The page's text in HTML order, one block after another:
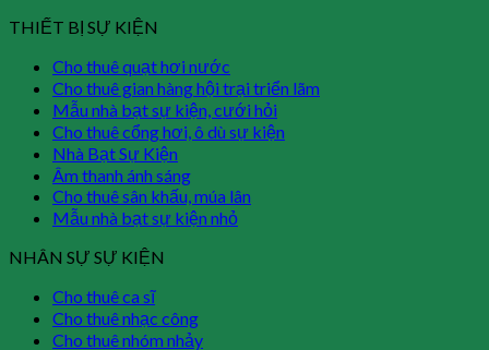
THIẾT BỊ SỰ KIỆN
Cho thuê quạt hơi nước
Cho thuê gian hàng hội trại triển lãm
Mẫu nhà bạt sự kiện, cưới hỏi
Cho thuê cổng hơi, ô dù sự kiện
Nhà Bạt Sự Kiện
Âm thanh ánh sáng
Cho thuê sân khấu, múa lân
Mẫu nhà bạt sự kiện nhỏ
NHÂN SỰ SỰ KIỆN
Cho thuê ca sĩ
Cho thuê nhạc công
Cho thuê nhóm nhảy